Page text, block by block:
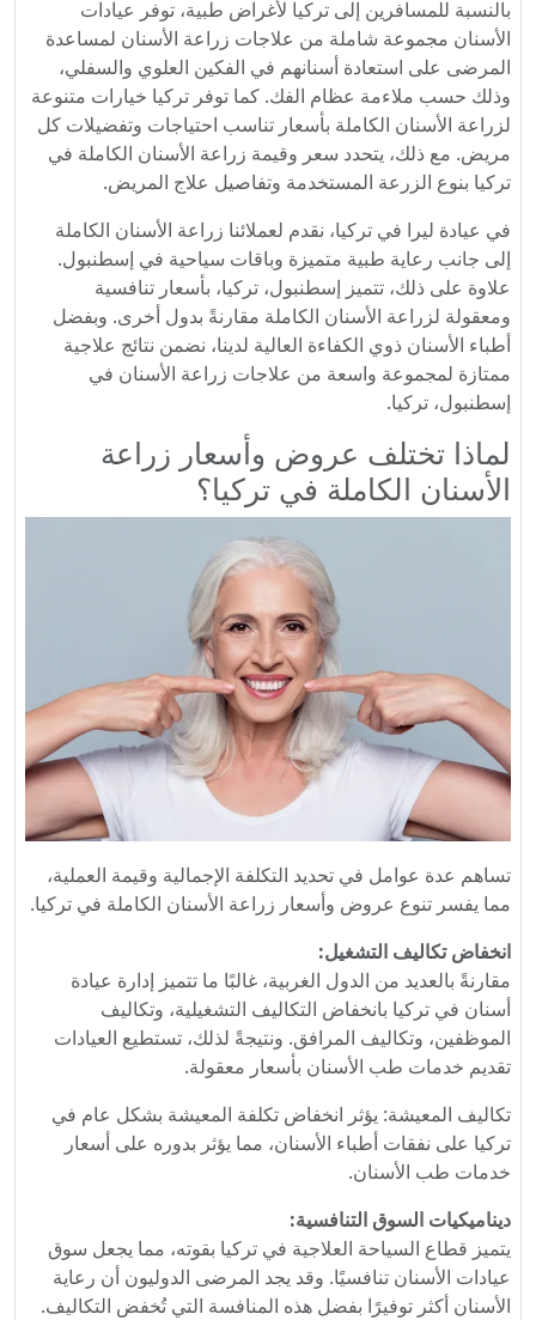
بالنسبة للمسافرين إلى تركيا لأغراض طبية، توفر عيادات
الأسنان مجموعة شاملة من علاجات زراعة الأسنان لمساعدة
المرضى على استعادة أسنانهم في الفكين العلوي والسفلي،
وذلك حسب ملاءمة عظام الفك. كما توفر تركيا خيارات متنوعة
لزراعة الأسنان الكاملة بأسعار تناسب احتياجات وتفضيلات كل
مريض. مع ذلك، يتحدد سعر وقيمة زراعة الأسنان الكاملة في
تركيا بنوع الزرعة المستخدمة وتفاصيل علاج المريض.
في عيادة ليرا في تركيا، نقدم لعملائنا زراعة الأسنان الكاملة
إلى جانب رعاية طبية متميزة وباقات سياحية في إسطنبول.
علاوة على ذلك، تتميز إسطنبول، تركيا، بأسعار تنافسية
ومعقولة لزراعة الأسنان الكاملة مقارنةً بدول أخرى. وبفضل
أطباء الأسنان ذوي الكفاءة العالية لدينا، نضمن نتائج علاجية
ممتازة لمجموعة واسعة من علاجات زراعة الأسنان في
إسطنبول، تركيا.
لماذا تختلف عروض وأسعار زراعة
الأسنان الكاملة في تركيا؟
تساهم عدة عوامل في تحديد التكلفة الإجمالية وقيمة العملية،
مما يفسر تنوع عروض وأسعار زراعة الأسنان الكاملة في تركيا.
انخفاض تكاليف التشغيل:
مقارنةً بالعديد من الدول الغربية، غالبًا ما تتميز إدارة عيادة
أسنان في تركيا بانخفاض التكاليف التشغيلية، وتكاليف
الموظفين، وتكاليف المرافق. ونتيجةً لذلك، تستطيع العيادات
تقديم خدمات طب الأسنان بأسعار معقولة.
تكاليف المعيشة: يؤثر انخفاض تكلفة المعيشة بشكل عام في
تركيا على نفقات أطباء الأسنان، مما يؤثر بدوره على أسعار
خدمات طب الأسنان.
ديناميكيات السوق التنافسية:
يتميز قطاع السياحة العلاجية في تركيا بقوته، مما يجعل سوق
عيادات الأسنان تنافسيًا. وقد يجد المرضى الدوليون أن رعاية
الأسنان أكثر توفيرًا بفضل هذه المنافسة التي تُخفض التكاليف.